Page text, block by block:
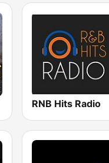
RNB Hits Radio